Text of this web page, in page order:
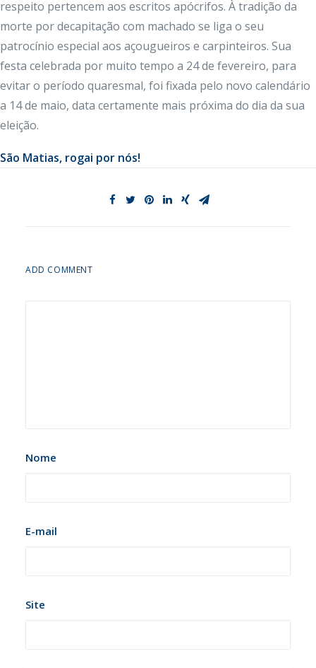
respeito pertencem aos escritos apócrifos. À tradição da
morte por decapitação com machado se liga o seu
patrocínio especial aos açougueiros e carpinteiros. Sua
festa celebrada por muito tempo a 24 de fevereiro, para
evitar o período quaresmal, foi fixada pelo novo calendário
a 14 de maio, data certamente mais próxima do dia da sua
eleição.
São Matias, rogai por nós!
ADD COMMENT
Nome
E-mail
Site